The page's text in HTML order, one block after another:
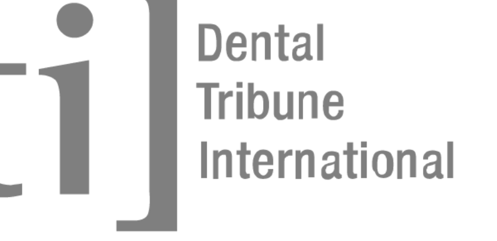
ou reconstrução óssea?
aspectos históricos e realidade atual